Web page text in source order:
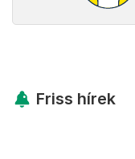
Friss hírek